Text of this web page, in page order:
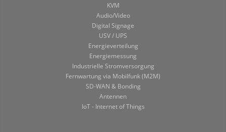
KVM
Audio/Video
Digital Signage
USV / UPS
Energieverteilung
Energiemessung
Industrielle Stromversorgung
Fernwartung via Mobilfunk (M2M)
SD-WAN & Bonding
Antennen
IoT - Internet of Things